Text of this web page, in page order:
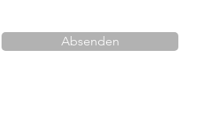
Absenden